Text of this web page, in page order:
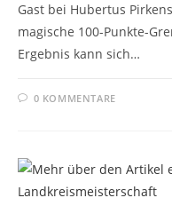
Gast bei Hubertus
magische 100-Punkte-
Ergebnis kann sich…
0 KOMMENTARE